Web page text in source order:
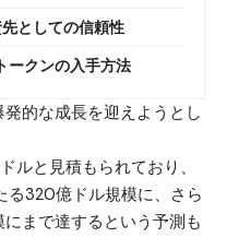
としての信頼性
クンの入手方法
的な成長を迎えようとし
ルと見積もられており、
320億ドル規模に、さら
まで達するという予測も